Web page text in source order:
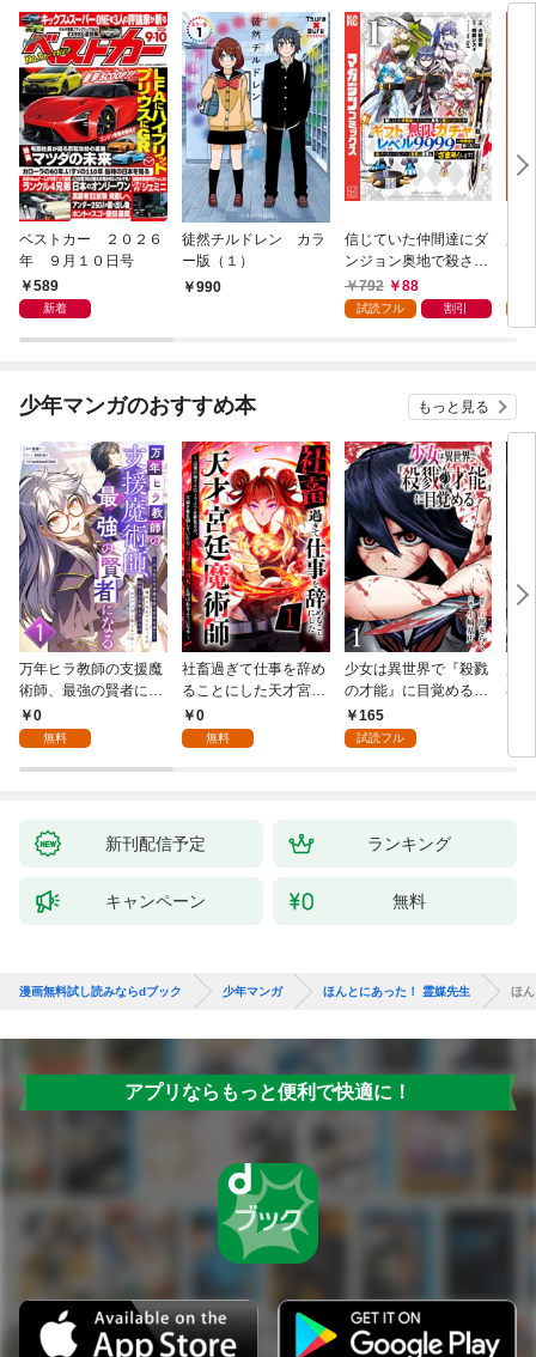
ベストカー ２０２６
年 ９月１０日号
589
新着
徒然チルドレン カラ
ー版（１）
990
信じていた仲間達にダ
ンジョン奥地で殺され
かけたがギフト『無限
ガチャ』でレベル９９
『ざまぁ！』します！
792 88
試読フル 割引
少年マンガのおすすめ本 もっと見る
万年ヒラ教師の支援魔
術師、最強の賢者にな
る～不人気の支援魔術
師は給料泥棒だと魔術
が、出世した元教え子
0
無料
社畜過ぎて仕事を辞め
ることにした天才宮廷
魔術師～辺境の地でス
ローライフを夢見る
0
無料
少女は異世界で『殺戮
の才能』に目覚める
(話売り) #1
165
試読フル
者
新刊配信予定 ランキング
キャンペーン 無料
漫画無料試し読みならdブック 少年マンガ ほんとにあった！ 霊媒先生 ほ
アプリならもっと便利で快適に！